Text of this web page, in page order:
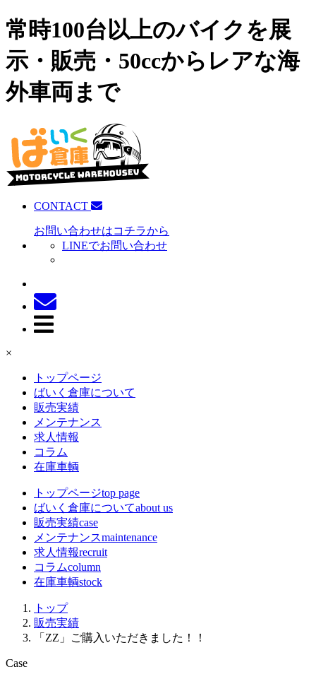
常時100台以上のバイクを展
示・販売・50ccからレアな海
外車両まで
CONTACT
お問い合わせはコチラから
LINEでお問い合わせ
×
トップページ
ばいく倉庫について
販売実績
メンテナンス
求人情報
コラム
在庫車輌
トップページtop page
ばいく倉庫についてabout us
販売実績case
メンテナンスmaintenance
求人情報recruit
コラムcolumn
在庫車輌stock
トップ
販売実績
「ZZ」ご購入いただきました！！
Case